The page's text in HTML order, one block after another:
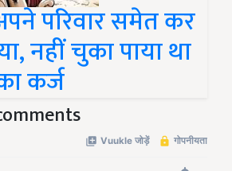
परिवार समेत कर
नहीं चुका पाया था
कर्ज